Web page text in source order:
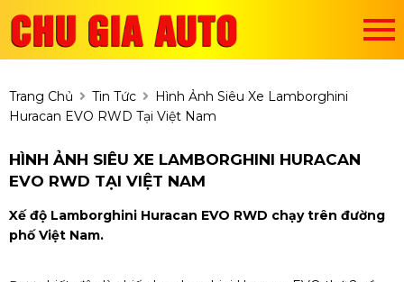
Trang Chủ Tin Tức
Hình Ảnh Siêu Xe Lamborghini
Huracan EVO RWD Tại Việt Nam
HÌNH ẢNH SIÊU XE LAMBORGHINI HURACAN
EVO RWD TẠI VIỆT NAM
Xế độ Lamborghini Huracan EVO RWD chạy trên đường
phố Việt Nam.